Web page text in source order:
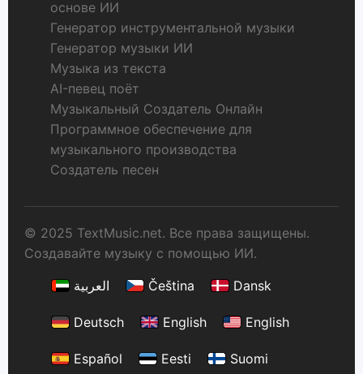
основе ИИ
Генератор инструментальной музыки
Генератор музыки ИИ
Музыка из текста
AI-певец поёт
Музыкальный Создатель Онлайн
Программное обеспечение для
музыкального производства
Создатель песен
© 2025 TextMusic.net. Все права защищены.
Создавайте музыку с помощью ИИ.
العربية
Čeština Dansk
Deutsch English English
Español Eesti Suomi